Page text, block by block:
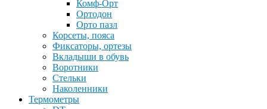
Комф-Орт
Ортодон
Орто пазл
Корсеты, пояса
Фиксаторы, ортезы
Вкладыши в обувь
Воротники
Стельки
Наколенники
Термометры